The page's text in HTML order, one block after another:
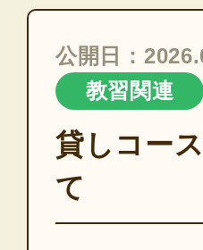
貸しコー
て
公開日：
教習関連